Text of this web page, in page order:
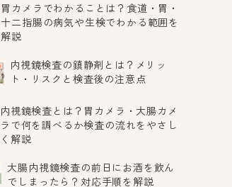
胃カメラでわかることは？食道・胃・
十二指腸の病気や生検でわかる範囲を
解説
内視鏡検査の鎮静剤とは？メリッ
ト・リスクと検査後の注意点
内視鏡検査とは？胃カメラ・大腸カメ
ラで何を調べるか検査の流れをやさし
く解説
大腸内視鏡検査の前日にお酒を飲ん
でしまったら？対応手順を解説